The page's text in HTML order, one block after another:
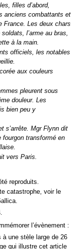
filles d’abord,
anciens combattants et
France. Les deux chars
l’arme au bras,
à la main.
officiels, les notables
aux couleurs
pleurent sous
douleur. Les
bien peu y
s’arrête. Mgr Flynn dit
transformé en
vers Paris.
reproduits.
catastrophe, voir le
l’évènement :
une stèle large de 26
qui illustre cet article